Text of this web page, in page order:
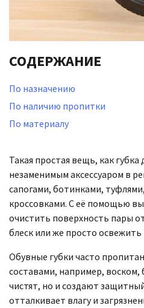
СОДЕРЖАНИЕ
По назначению
По наличию пропитки
По материалу
Такая простая вещь, как губка
незаменимым аксессуаром в
сапогами, ботинками,
кроссовками. С её помощью
очистить поверхность пары
блеск или же просто
Обувные губки часто
составами, например, воском,
чистят, но и создают
отталкивает влагу и